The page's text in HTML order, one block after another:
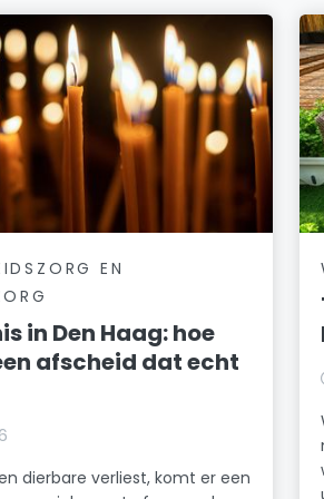
EN
in Den Haag: hoe
afscheid dat echt
dierbare verliest, komt er een